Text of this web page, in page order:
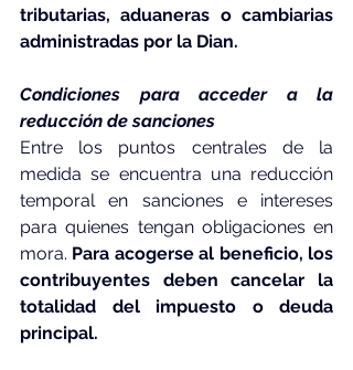
tributarias, aduaneras o cambiarias
administradas por la Dian.
Condiciones para acceder a la
reducción de sanciones
Entre los puntos centrales de la
medida se encuentra una reducción
temporal en sanciones e intereses
para quienes tengan obligaciones en
mora. Para acogerse al beneficio, los
contribuyentes deben cancelar la
totalidad del impuesto o deuda
principal.